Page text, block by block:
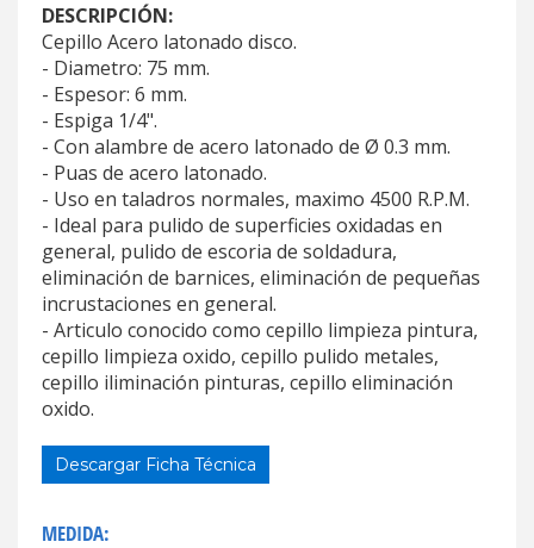
DESCRIPCIÓN:
Cepillo Acero latonado disco.
- Diametro: 75 mm.
- Espesor: 6 mm.
- Espiga 1/4".
- Con alambre de acero latonado de Ø 0.3 mm.
- Puas de acero latonado.
- Uso en taladros normales, maximo 4500 R.P.M.
- Ideal para pulido de superficies oxidadas en
general, pulido de escoria de soldadura,
eliminación de barnices, eliminación de pequeñas
incrustaciones en general.
- Articulo conocido como cepillo limpieza pintura,
cepillo limpieza oxido, cepillo pulido metales,
cepillo iliminación pinturas, cepillo eliminación
oxido.
Descargar Ficha Técnica
MEDIDA: